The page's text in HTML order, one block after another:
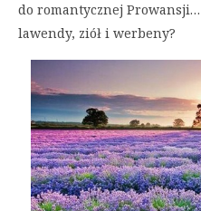
do romantycznej
lawendy, ziół i werbeny?